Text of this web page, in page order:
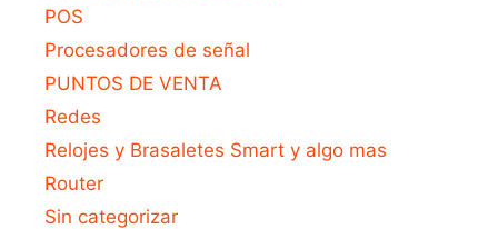
POS
Procesadores de señal
PUNTOS DE VENTA
Redes
Relojes y Brasaletes Smart y algo mas
Router
Sin categorizar